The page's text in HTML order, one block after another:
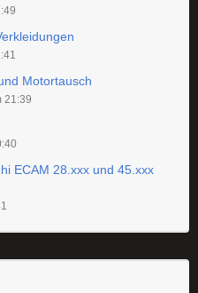
Motortausch
21:39
ECAM 28.xxx und 45.xxx